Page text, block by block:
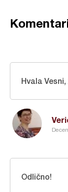
Hvala
Odlično!